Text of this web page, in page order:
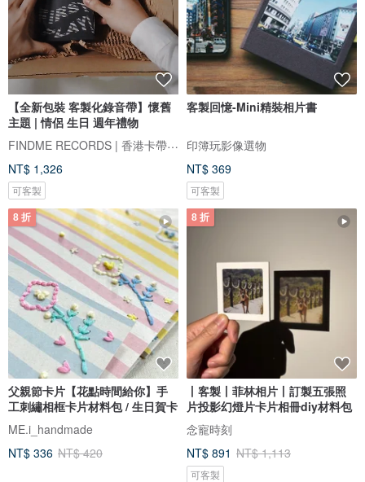
【全新包裝 客製化錄音帶】懷舊
主題 | 情侶 生日 週年禮物
FINDME RECORDS | 香港卡帶唱片生活店
NT$ 1,326
可客製
客製回憶-Mini精裝相片書
印簿玩影像選物
NT$ 369
可客製
8 折
父親節卡片【花點時間給你】手
工刺繡相框卡片材料包 / 生日賀卡
ME.i_handmade
NT$ 336 NT$ 420
8 折
丨客製丨菲林相片丨訂製五張照
片投影幻燈片卡片相冊diy材料包
念寵時刻
NT$ 891 NT$ 1,113
可客製